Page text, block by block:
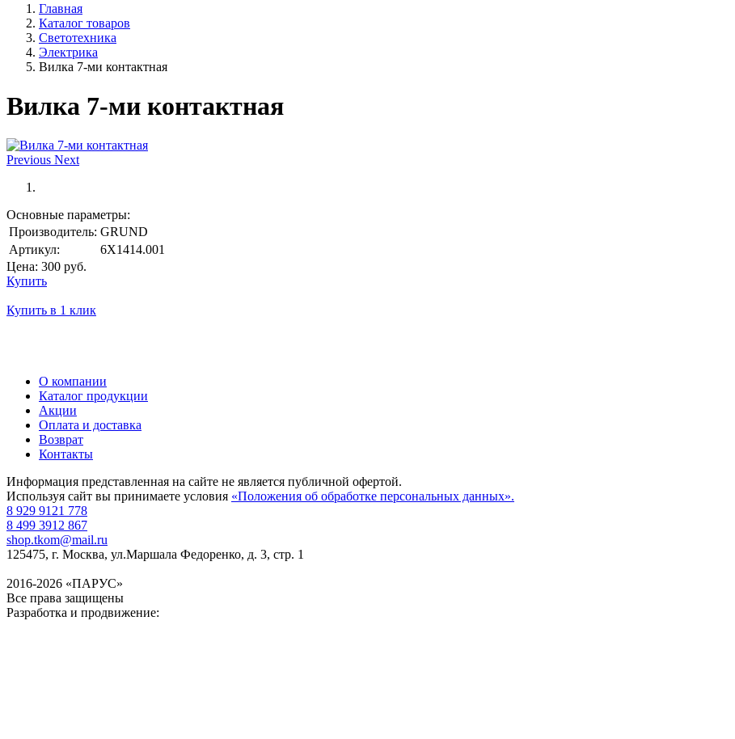
Главная
Каталог товаров
Светотехника
Электрика
Вилка 7-ми контактная
Вилка 7-ми контактная
Previous Next
Основные параметры:
Производитель: GRUND
Артикул:
6X1414.001
Цена: 300 руб.
Купить
Купить в 1 клик
О компании
Каталог продукции
Акции
Оплата и доставка
Возврат
Контакты
Информация представленная на сайте не является публичной офертой.
Используя сайт вы принимаете условия «Положения об обработке персональных данных».
8 929 9121 778
8 499 3912 867
shop.tkom@mail.ru
125475, г. Москва, ул.Маршала Федоренко, д. 3, стр. 1
2016-2026 «ПАРУС»
Все права защищены
Разработка и продвижение: